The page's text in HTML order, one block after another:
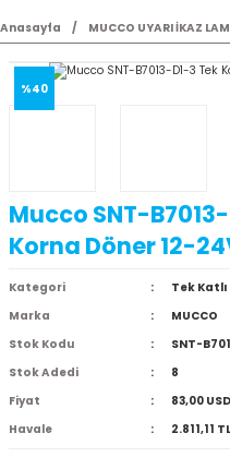
Anasayfa MUCCO UYARI İKAZ
%40
Mucco SNT-
Korna Döner 12-
Kategori
Tek
Marka
MUCCO
Stok Kodu
SNT-
Stok Adedi
8
Fiyat
83,00
Havale
2.811,11